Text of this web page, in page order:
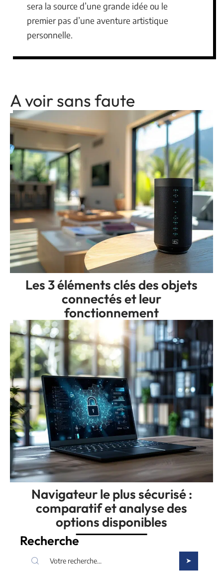
sera la source d’une grande idée ou le
premier pas d’une aventure artistique
personnelle.
A voir sans faute
Les 3 éléments clés des objets
connectés et leur
fonctionnement
Navigateur le plus sécurisé :
comparatif et analyse des
options disponibles
Recherche